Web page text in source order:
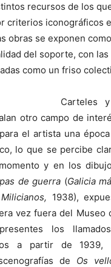
recursos de los
criterios iconográficos
obras se exponen
del soporte, con las
como un friso
Carteles
otro campo de
el artista una
lo que se percibe
y en los
de guerra (Galicia
Milicianos, 1938),
vez fuera del Museo
los
a partir de 1939,
de Os